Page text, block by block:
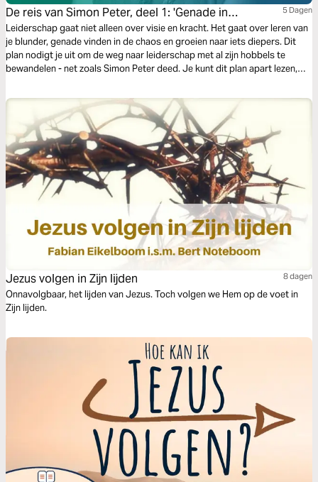
De reis van Simon Peter, deel 1: 'Genade in
mislukking'
5 Dagen
Leiderschap gaat niet alleen over visie en kracht. Het gaat over leren van
je blunder, genade vinden in de chaos en groeien naar iets diepers. Dit
plan nodigt je uit om de weg naar leiderschap met al zijn hobbels te
bewandelen - net zoals Simon Peter deed. Je kunt dit plan apart lezen,
Jezus volgen in Zijn lijden 8 dagen
Onnavolgbaar, het lijden van Jezus. Toch volgen we Hem op de voet in
Zijn lijden.